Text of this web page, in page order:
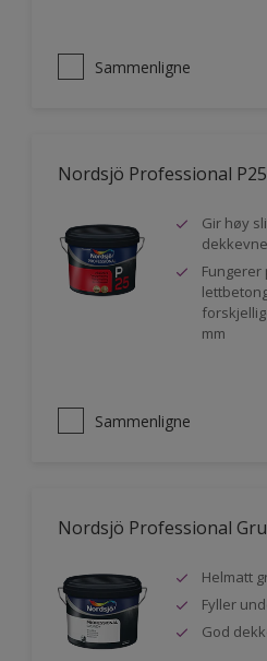
Sammenligne
Nordsjö Professional P25
Gir høy
dekkevne
Fungerer
mm
Sammenligne
Nordsjö Professional
Helmatt
Fyller
God